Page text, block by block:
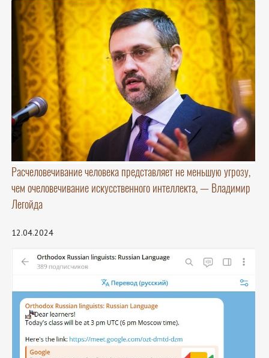
Расчеловечивание человека представляет не меньшую угрозу,
чем очеловечивание искусственного интеллекта, — Владимир
Легойда
12.04.2024